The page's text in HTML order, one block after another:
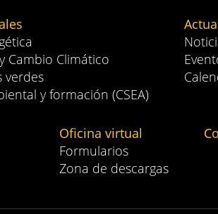
Cambio Climático
verdes
y formación (CSEA)
Oficina virtual
Formularios
Zona de descargas